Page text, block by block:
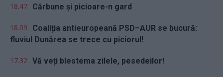
18.47 Cărbune și picioare-n gard
18.09
Coaliția antieuropeană PSD–AUR se bucură:
fluviul Dunărea se trece cu piciorul!
17.32 Vă veți blestema zilele, pesedeilor!